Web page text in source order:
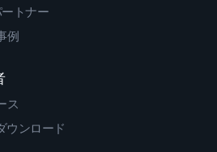
ートナー
例
ス
ウンロード